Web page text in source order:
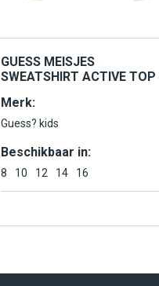
GUESS MEISJES
SWEATSHIRT ACTIVE TOP
Merk:
Guess? kids
Beschikbaar in:
8 10 12 14 16